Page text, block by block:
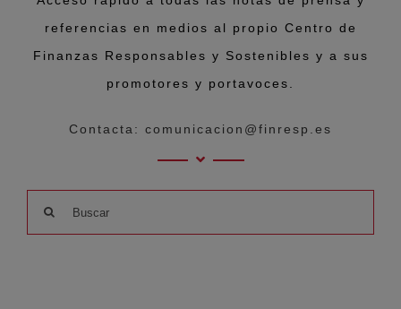
referencias en medios al propio Centro de
Finanzas Responsables y Sostenibles y a sus
promotores y portavoces.
Contacta: comunicacion@finresp.es
Buscar: